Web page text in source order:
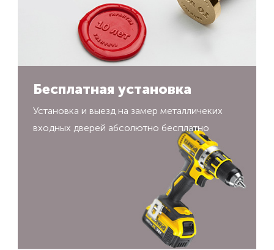
Бесплатная установка
Установка и выезд на замер металличеких
входных дверей абсолютно бесплатно